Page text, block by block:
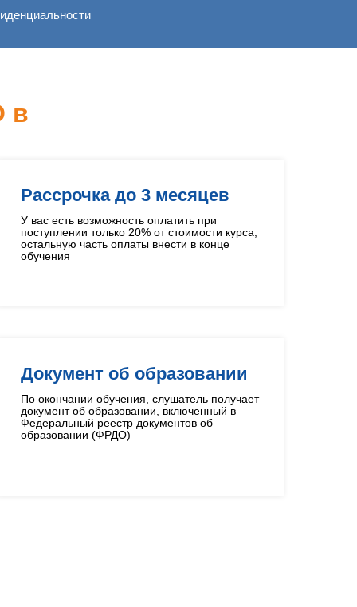
в
Рассрочка до 3 месяцев
У вас есть возможность оплатить при
поступлении только 20% от стоимости курса,
остальную часть оплаты внести в конце
обучения
Документ об образовании
По окончании обучения, слушатель получает
документ об образовании, включенный в
Федеральный реестр документов об
образовании (ФРДО)